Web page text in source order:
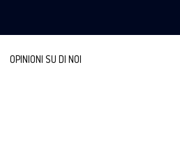
OPINIONI SU DI NOI